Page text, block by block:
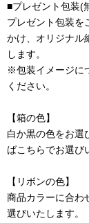
■プレゼント包装(
プレゼント包装を
かけ、オリジナル
します。
※包装イメージに
ください。
【箱の色】
白か黒の色をお選
ばこちらでお選び
【リボンの色】
商品カラーに合わ
選びいたします。